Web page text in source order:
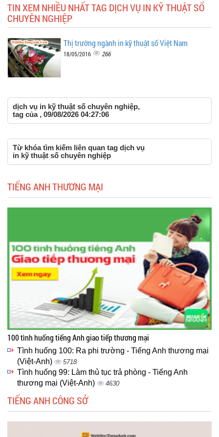
TIN XEM NHIỀU NHẤT TAG DỊCH VỤ IN KỸ THUẬT SỐ
CHUYÊN NGHIỆP
Thị trường ngành in kỹ thuật số Việt Nam
18/05/2016 266
dịch vụ in kỹ thuật số chuyên nghiệp,
tag của , 09/08/2026 04:27:06
Từ khóa tìm kiếm liên quan tag dịch vụ
in kỹ thuật số chuyên nghiệp
TIẾNG ANH THƯƠNG MẠI
100 tình huống tiếng Anh giao tiếp thương mại
Tình huống 100: Ra phi trường - Tiếng Anh thương mại
(Việt-Anh)
5718
Tình huống 99: Làm thủ tục trả phòng - Tiếng Anh
thương mại (Việt-Anh)
4630
TIẾNG ANH CÔNG SỞ